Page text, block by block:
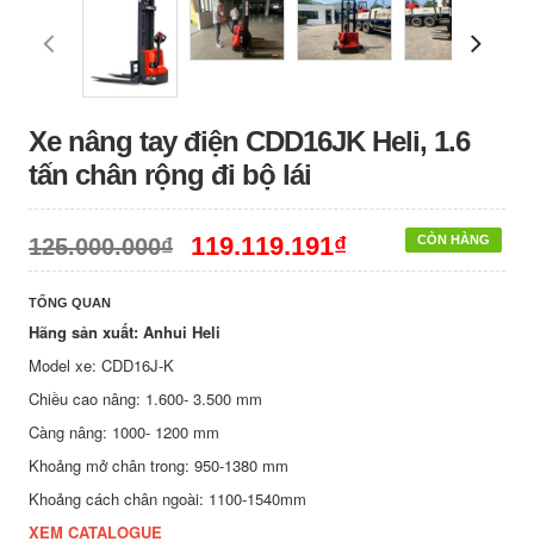
Xe nâng tay điện CDD16JK Heli, 1.6
tấn chân rộng đi bộ lái
CÒN HÀNG
125.000.000₫ 119.119.191₫
TỔNG QUAN
Hãng sản xuất: Anhui Heli
Model xe: CDD16J-K
Chiều cao nâng: 1.600- 3.500 mm
Càng nâng: 1000- 1200 mm
Khoảng mở chân trong: 950-1380 mm
Khoảng cách chân ngoài: 1100-1540mm
XEM CATALOGUE